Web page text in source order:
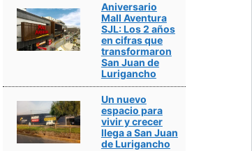
Aniversario
Mall Aventura
SJL: Los 2 años
en cifras que
transformaron
San Juan de
Lurigancho
Un nuevo
espacio para
vivir y crecer
llega a San Juan
de Lurigancho